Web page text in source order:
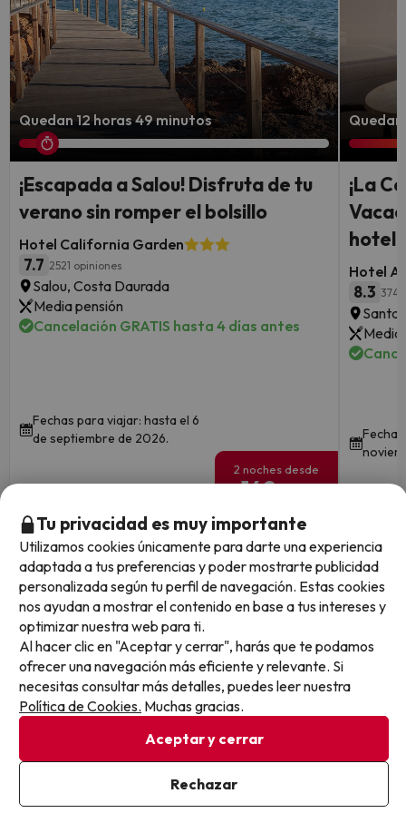
Quedan 12 horas 49 minutos
¡Escapada a Salou! Disfruta de tu
verano sin romper el bolsillo
Hotel California Garden
7.7 2521 opiniones
Salou, Costa Daurada
Media pensión
Cancelación GRATIS hasta 4 días antes
Fechas para viajar: hasta el 6
de septiembre de 2026.
2 noches desde
149
¡La
hotel
Hotel
8.3 374
Santa
Media
Ver todos los chollos
Otras iniciativas de éxito del grupo Viajes Para Ti S.L.U.
son Esquiades.com (la web líder de viajes a la nieve en
España) y Amimir.com, el buscador de hoteles con más
de 1.000.000 de alojamientos disponibles para
reservar y viajar por todo el mundo.
Tu privacidad es muy importante
Utilizamos cookies únicamente para darte una experiencia
adaptada a tus preferencias y poder mostrarte publicidad
personalizada según tu perfil de navegación. Estas cookies
nos ayudan a mostrar el contenido en base a tus intereses y
optimizar nuestra web para ti.
Al hacer clic en "Aceptar y cerrar", harás que te podamos
ofrecer una navegación más eficiente y relevante. Si
necesitas consultar más detalles, puedes leer nuestra
Política de Cookies. Muchas gracias.
Aceptar y cerrar
Rechazar